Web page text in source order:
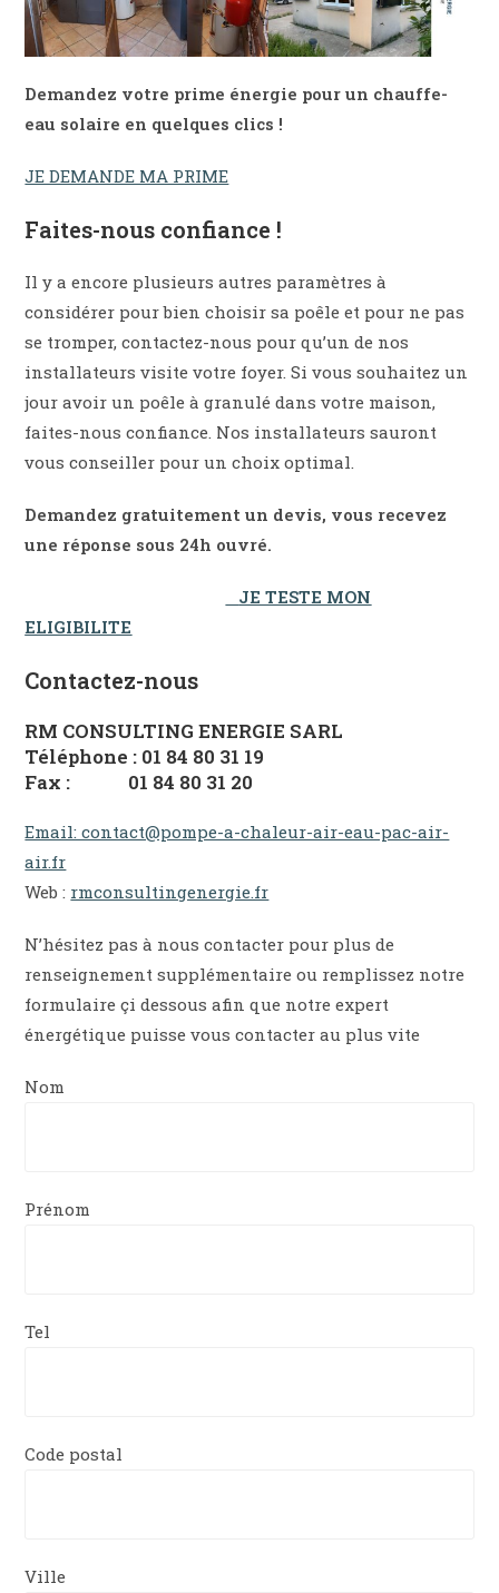
Demandez votre prime énergie pour un chauffe-
eau solaire en quelques clics !
JE DEMANDE MA PRIME
Faites-nous confiance !
Il y a encore plusieurs autres paramètres à
considérer pour bien choisir sa poêle et pour ne pas
se tromper, contactez-nous pour qu’un de nos
installateurs visite votre foyer. Si vous souhaitez un
jour avoir un poêle à granulé dans votre maison,
faites-nous confiance. Nos installateurs sauront
vous conseiller pour un choix optimal.
Demandez gratuitement un devis, vous recevez
une réponse sous 24h ouvré.
JE TESTE MON
ELIGIBILITE
Contactez-nous
RM CONSULTING ENERGIE SARL
Téléphone : 01 84 80 31 19
Fax : 01 84 80 31 20
Email: contact@pompe-a-chaleur-air-eau-pac-air-
air.fr
Web : rmconsultingenergie.fr
N’hésitez pas à nous contacter pour plus de
renseignement supplémentaire ou remplissez notre
formulaire çi dessous afin que notre expert
énergétique puisse vous contacter au plus vite
Nom
Prénom
Tel
Code postal
Ville